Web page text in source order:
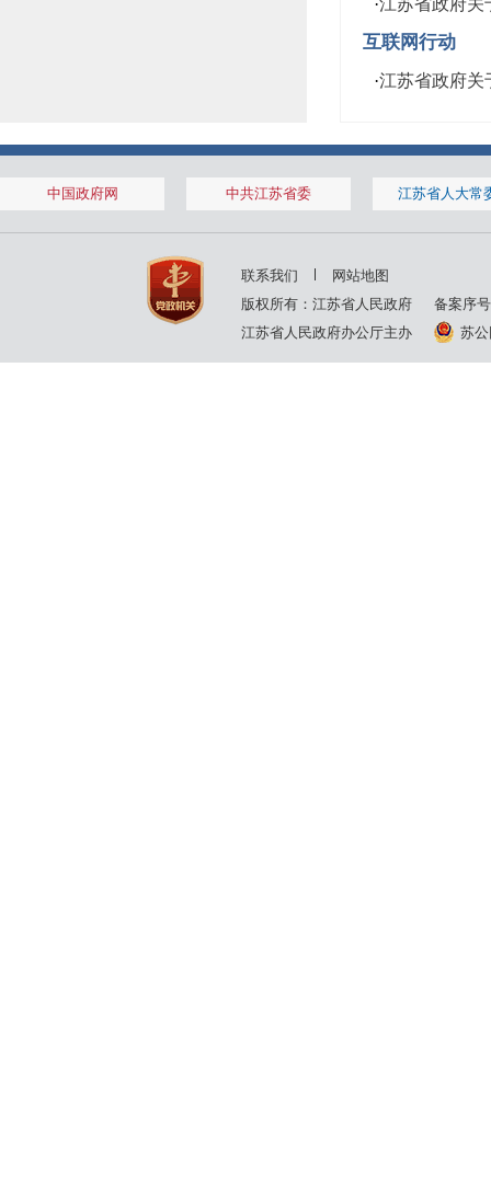
·江苏省政府关
互联网行动
·江苏省政府关
中国政府网 中共江苏省委 江苏省人大常
联系我们
网站地图
版权所有：江苏省人民政府
备案序
江苏省人民政府办公厅主办
苏